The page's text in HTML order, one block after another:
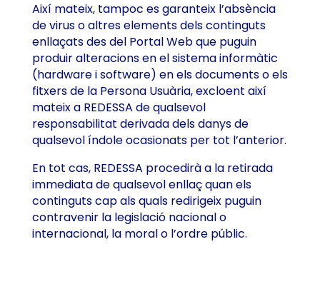
Així mateix, tampoc es garanteix l’absència
de virus o altres elements dels continguts
enllaçats des del Portal Web que puguin
produir alteracions en el sistema informàtic
(hardware i software) en els documents o els
fitxers de la Persona Usuària, excloent així
mateix a REDESSA de qualsevol
responsabilitat derivada dels danys de
qualsevol índole ocasionats per tot l’anterior.
En tot cas, REDESSA procedirà a la retirada
immediata de qualsevol enllaç quan els
continguts cap als quals redirigeix puguin
contravenir la legislació nacional o
internacional, la moral o l’ordre públic.